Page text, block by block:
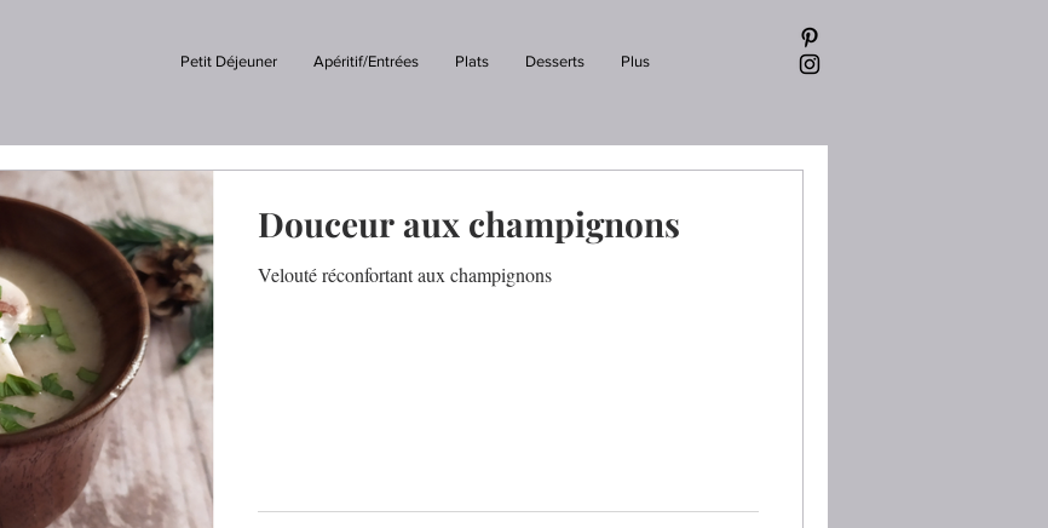
Petit Déjeuner Apéritif/Entrées Plats Desserts Plus
Douceur aux champignons
Velouté réconfortant aux champignons